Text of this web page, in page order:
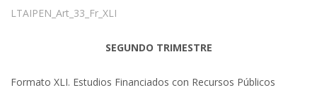
LTAIPEN_Art_33_Fr_XLI
SEGUNDO TRIMESTRE
Formato XLI. Estudios Financiados con Recursos Públicos